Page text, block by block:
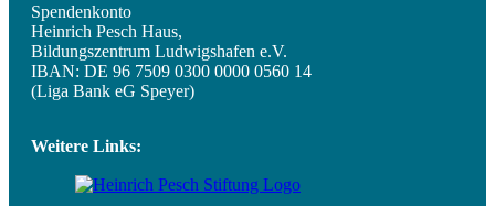
Spendenkonto
Heinrich Pesch Haus,
Bildungszentrum Ludwigshafen e.V.
IBAN: DE 96 7509 0300 0000 0560 14
(Liga Bank eG Speyer)
Weitere Links: